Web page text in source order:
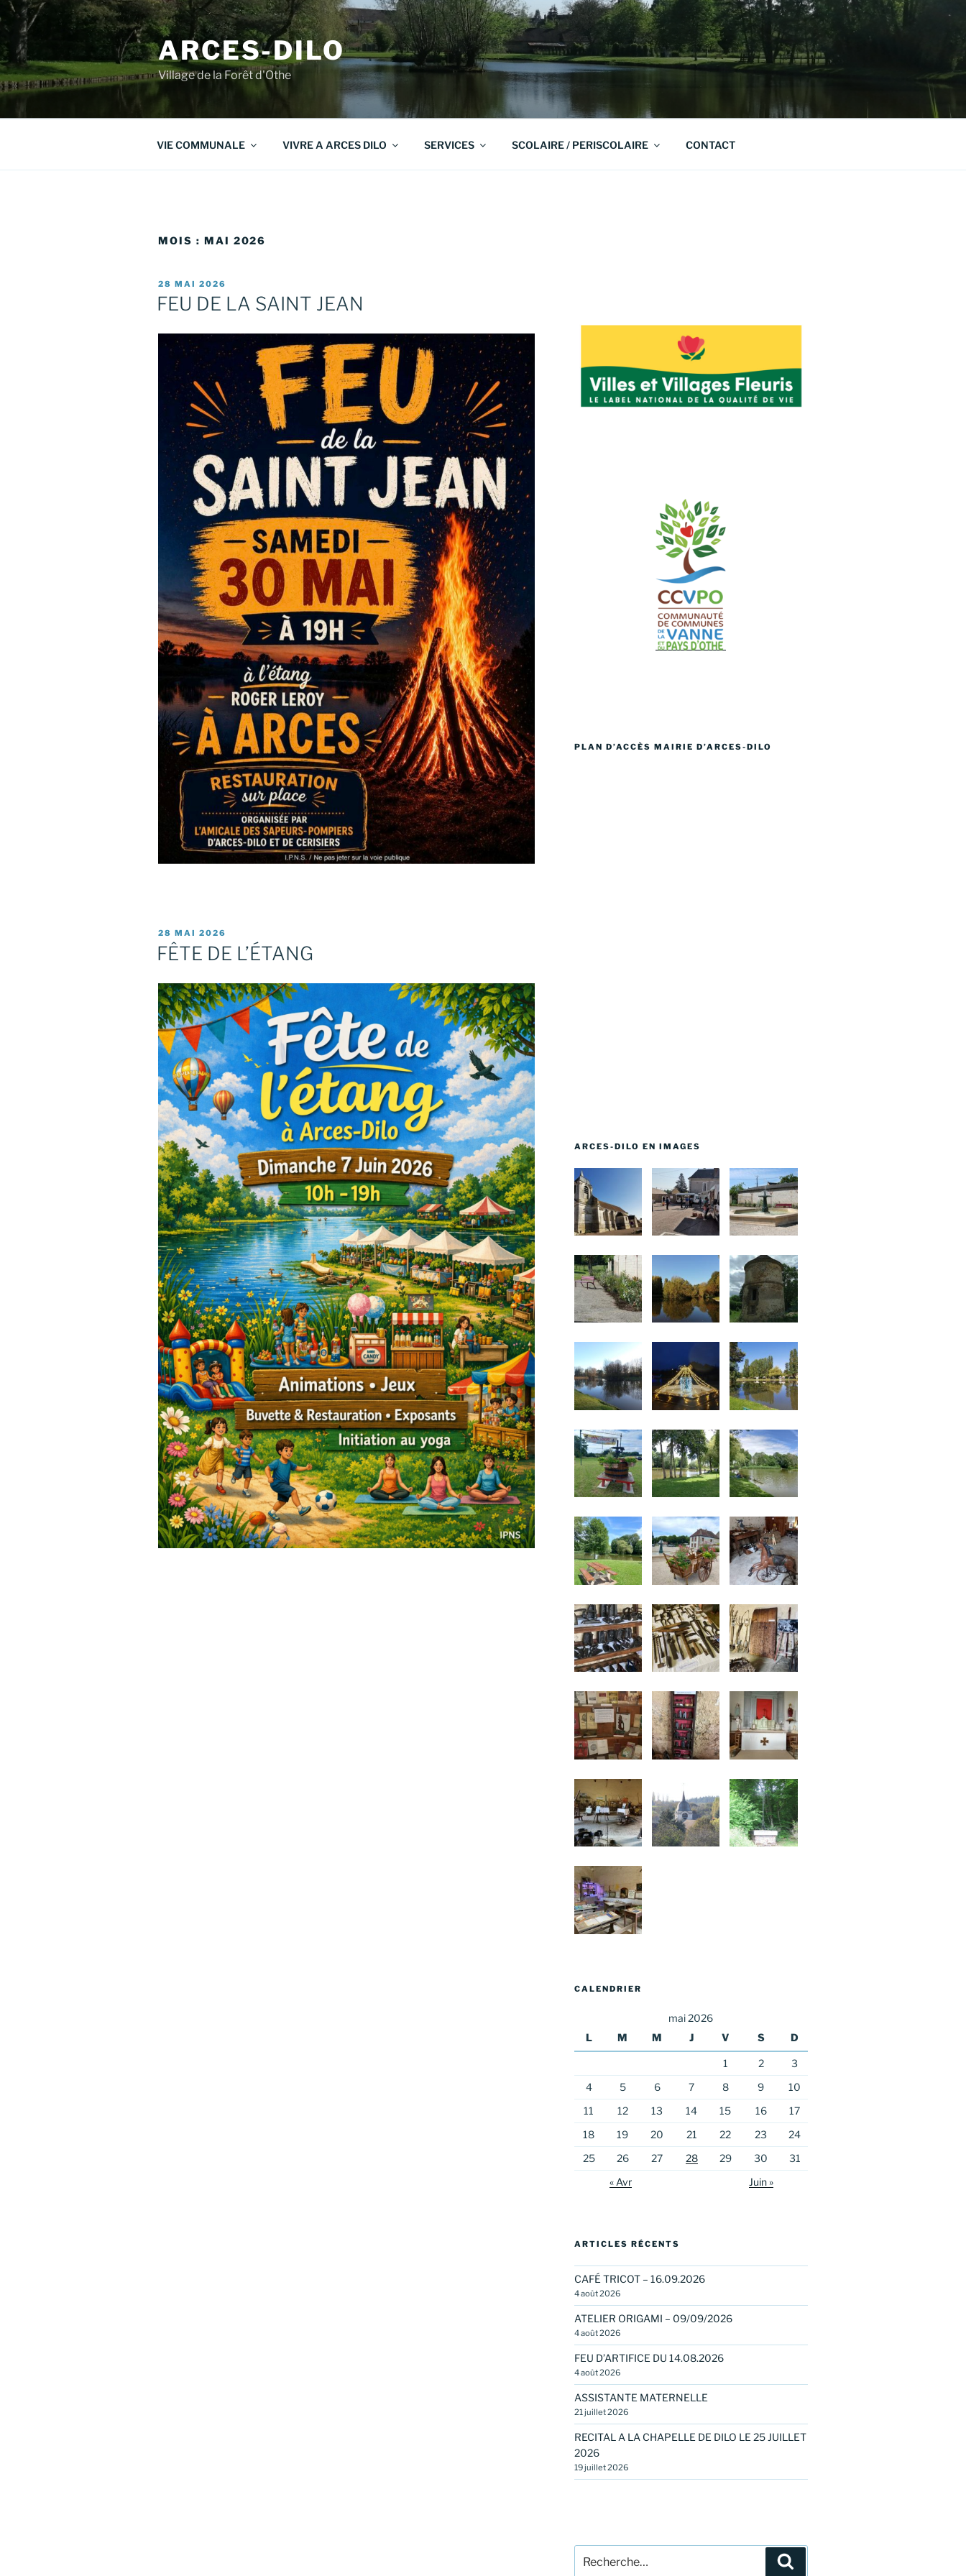
Aller
au
contenu
principal
ARCES-DILO
Village de la Forêt d'Othe
VIE COMMUNALE VIVRE A ARCES DILO SERVICES SCOLAIRE / PERISCOLAIRE CONTACT
MOIS : MAI 2026
PUBLIÉ
LE
28 MAI 2026
FEU DE LA SAINT JEAN
PUBLIÉ
LE
28 MAI 2026
FÊTE DE L’ÉTANG
PLAN D’ACCÈS MAIRIE D’ARCES-DILO
ARCES-DILO EN IMAGES
CALENDRIER
mai 2026
L
M M J V S D
1 2
3
4
5 6 7 8 9
10
11
12 13 14 15 16
17
18
19 20 21 22 23
24
25
26 27 28 29 30
31
« Avr
Juin »
ARTICLES RÉCENTS
CAFÉ TRICOT – 16.09.2026
4 août 2026
ATELIER ORIGAMI – 09/09/2026
4 août 2026
FEU D’ARTIFICE DU 14.08.2026
4 août 2026
ASSISTANTE MATERNELLE
21 juillet 2026
RECITAL A LA CHAPELLE DE DILO LE 25 JUILLET
2026
19 juillet 2026
pour